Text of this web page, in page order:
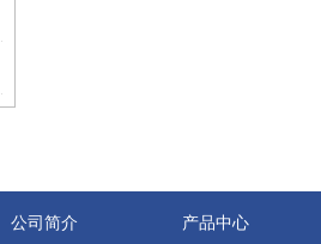
公司简介 产品中心